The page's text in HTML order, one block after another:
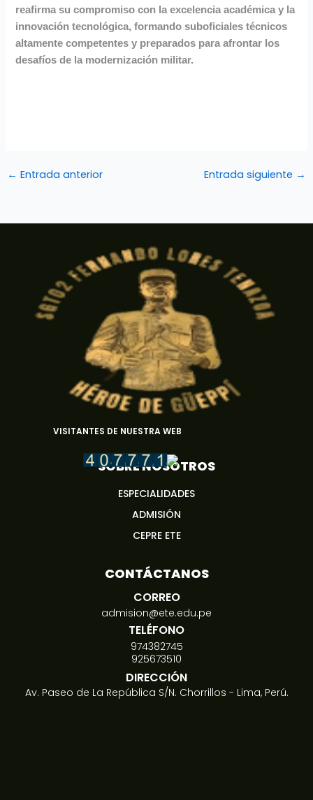
reafirma su compromiso con la excelencia académica y la
innovación tecnológica, formando suboficiales técnicos
altamente competentes y preparados para afrontar los
desafíos de la modernización militar.
← Entrada anterior Entrada siguiente →
VISITANTES DE NUESTRA WEB
SOBRE NOSOTROS
ESPECIALIDADES
ADMISIÓN
CEPRE ETE
CONTÁCTANOS
CORREO
admision@ete.edu.pe
TELÉFONO
974382745
925673510
DIRECCIÓN
Av. Paseo de La República S/N. Chorrillos - Lima, Perú.